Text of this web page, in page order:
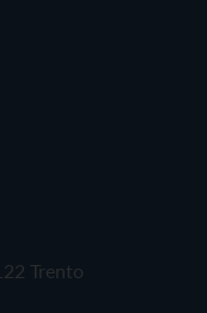
Trento